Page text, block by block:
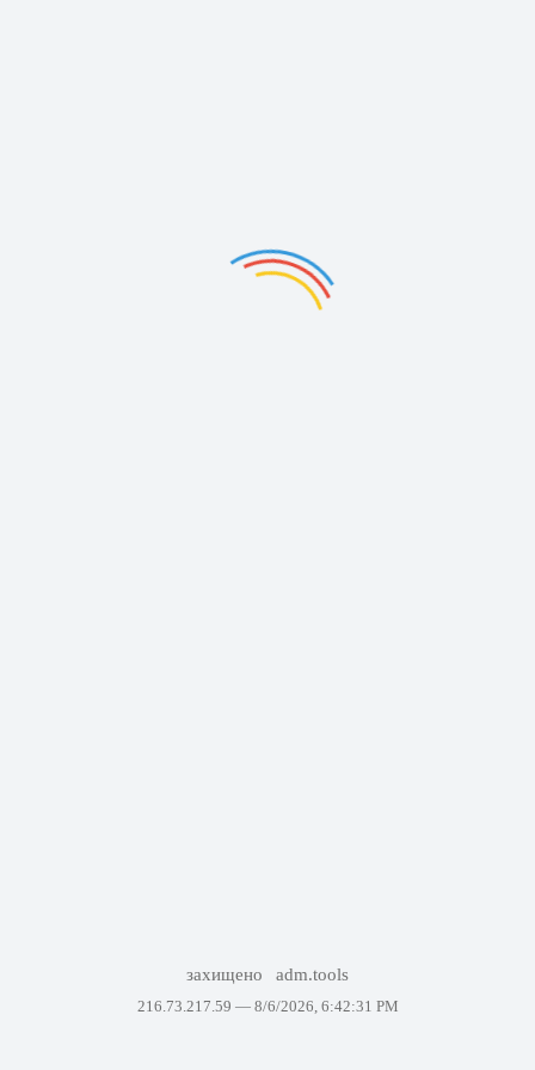
захищено adm.tools
216.73.217.59 — 8/6/2026, 6:42:31 PM